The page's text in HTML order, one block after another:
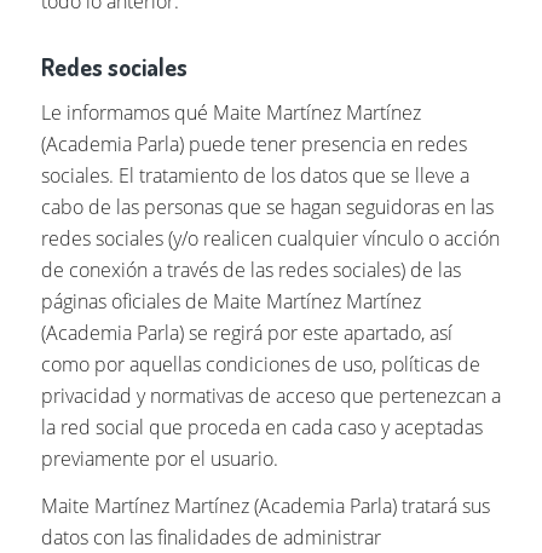
Redes sociales
Le informamos qué Maite Martínez Martínez
(Academia Parla) puede tener presencia en redes
sociales. El tratamiento de los datos que se lleve a
cabo de las personas que se hagan seguidoras en las
redes sociales (y/o realicen cualquier vínculo o acción
de conexión a través de las redes sociales) de las
páginas oficiales de Maite Martínez Martínez
(Academia Parla) se regirá por este apartado, así
como por aquellas condiciones de uso, políticas de
privacidad y normativas de acceso que pertenezcan a
la red social que proceda en cada caso y aceptadas
previamente por el usuario.
Maite Martínez Martínez (Academia Parla) tratará sus
datos con las finalidades de administrar